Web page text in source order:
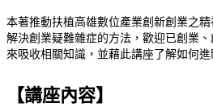
本著推動扶植高雄數位產業創新創業之
解決創業疑難雜症的方法，歡迎已創業
來吸收相關知識，並藉此講座了解如何進
【講座內容】